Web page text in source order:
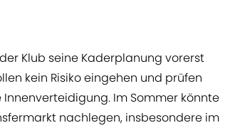
Klub seine Kaderplanung vorerst
kein Risiko eingehen und prüfen
Im Sommer könnte
nachlegen, insbesondere im